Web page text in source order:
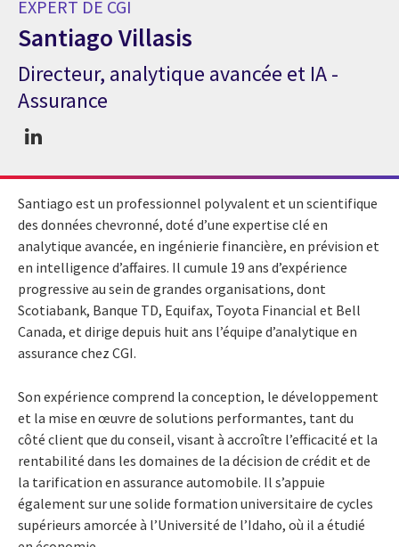
EXPERT DE CGI
Santiago Villasis
Expert de CGI Santiago Villasis
Directeur, analytique avancée et IA -
Assurance
Santiago est un professionnel polyvalent et un scientifique
des données chevronné, doté d’une expertise clé en
analytique avancée, en ingénierie financière, en prévision et
en intelligence d’affaires. Il cumule 19 ans d’expérience
progressive au sein de grandes organisations, dont
Scotiabank, Banque TD, Equifax, Toyota Financial et Bell
Canada, et dirige depuis huit ans l’équipe d’analytique en
assurance chez CGI.
Son expérience comprend la conception, le développement
et la mise en œuvre de solutions performantes, tant du
côté client que du conseil, visant à accroître l’efficacité et la
rentabilité dans les domaines de la décision de crédit et de
la tarification en assurance automobile. Il s’appuie
également sur une solide formation universitaire de cycles
supérieurs amorcée à l’Université de l’Idaho, où il a étudié